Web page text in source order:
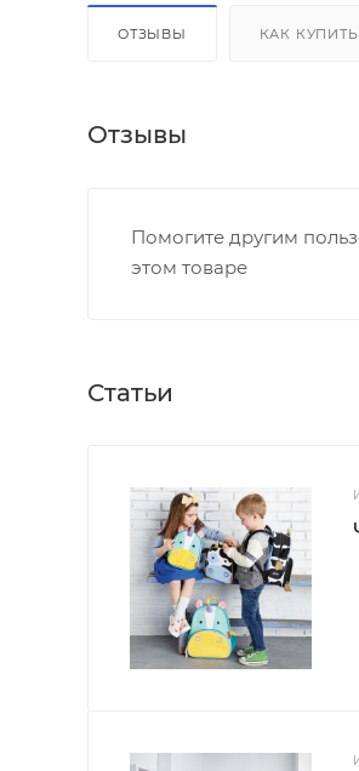
ОТЗЫВЫ КАК КУПИТЬ
Отзывы
Помогите другим
этом товаре
Статьи